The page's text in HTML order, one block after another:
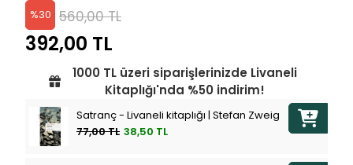
%30 560,00 TL
392,00 TL
1000 TL üzeri siparişlerinizde Livaneli
Kitaplığı'nda %50 indirim!
Satranç - Livaneli kitaplığı | Stefan Zweig
77,00 TL 38,50 TL